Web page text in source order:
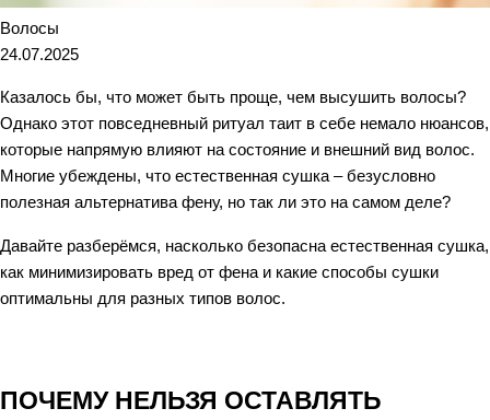
Волосы
24.07.2025
Казалось бы, что может быть проще, чем высушить волосы?
Однако этот повседневный ритуал таит в себе немало нюансов,
которые напрямую влияют на состояние и внешний вид волос.
Многие убеждены, что естественная сушка – безусловно
полезная альтернатива фену, но так ли это на самом деле?
Давайте разберёмся, насколько безопасна естественная сушка,
как минимизировать вред от фена и какие способы сушки
оптимальны для разных типов волос.
ПОЧЕМУ НЕЛЬЗЯ ОСТАВЛЯТЬ